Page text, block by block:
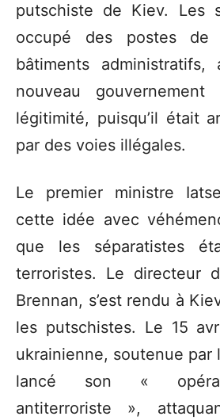
putschiste de Kiev. Les
occupé des postes
bâtiments
nouveau gouvernement
légitimité, puisqu’il était
par des voies illégales.
Le premier ministre
cette idée avec
que les séparatistes
terroristes. Le directeur
Brennan, s’est rendu à
les putschistes. Le 15
ukrainienne, soutenue par
lancé son «
antiterroriste »,